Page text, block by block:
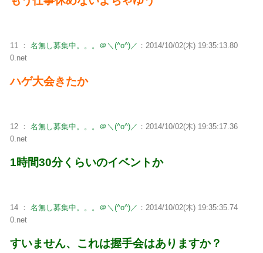
11 ： 名無し募集中。。。＠＼(^o^)／ ：2014/10/02(木) 19:35:13.80
0.net
ハゲ大会きたか
12 ： 名無し募集中。。。＠＼(^o^)／ ：2014/10/02(木) 19:35:17.36
0.net
1時間30分くらいのイベントか
14 ： 名無し募集中。。。＠＼(^o^)／ ：2014/10/02(木) 19:35:35.74
0.net
すいません、これは握手会はありますか？